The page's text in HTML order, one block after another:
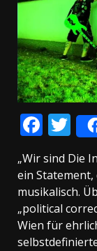
„Wir sind Die
ein
musikalisch.
„political
Wien für